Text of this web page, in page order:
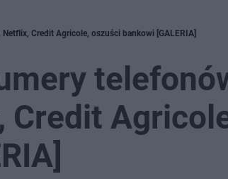
Credit Agricole, oszuści bankowi [GALERIA]
Credit